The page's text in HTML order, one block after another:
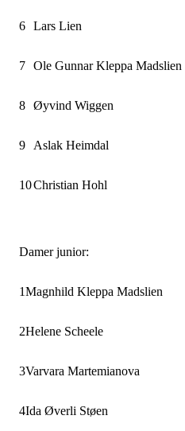
6 Lars Lien
7 Ole Gunnar Kleppa Madslien
8 Øyvind Wiggen
9 Aslak Heimdal
10Christian Hohl
Damer junior:
1Magnhild Kleppa Madslien
2Helene Scheele
3Varvara Martemianova
4Ida Øverli Støen